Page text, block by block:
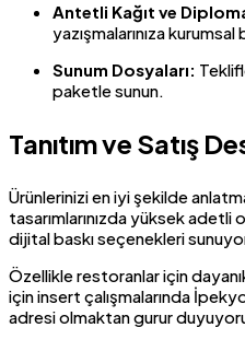
Antetli Kağıt ve
yazışmalarınıza
Sunum Dosyaları:
paketle sunun.
Tanıtım ve Satış
Ürünlerinizi en iyi şekilde
tasarımlarınızda yüksek
dijital baskı seçenekleri
Özellikle restoranlar için
için insert çalışmalarında
adresi olmaktan gurur